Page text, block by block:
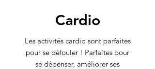
Cardio
Les activités cardio sont parfaites
pour se défouler ! Parfaites pour
se dépenser, améliorer ses